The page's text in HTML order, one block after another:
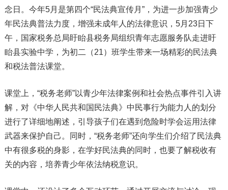
念日。今年5月是第四个“民法典宣传月”，为进一步加强青少
年民法典普法力度，增强未成年人的法律意识，5月23日下
午，国家税务总局盱眙县税务局组织青年志愿服务队走进盱
眙县实验中学，为初二（21）班学生带来一场精彩的民法典
和税法普法课堂。
课堂上，“税务老师”以青少年法律案例和社会热点事件引入讲
解，对《中华人民共和国民法典》中民事行为能力人的划分
进行了详细地阐述，引导孩子们在遇到危险时学会运用法律
武器来保护自己。同时，“税务老师”还向学生们介绍了民法典
中有很多税的身影，在学好民法典的同时，也要了解税收有
关的内容，培养青少年依法纳税意识。